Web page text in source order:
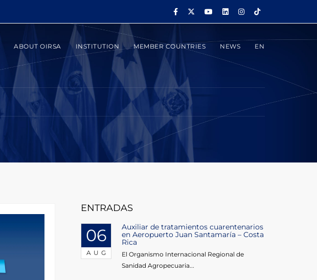
ABOUT OIRSA INSTITUTION MEMBER COUNTRIES NEWS EN
ENTRADAS
06
AUG
Auxiliar de tratamientos cuarentenarios
en Aeropuerto Juan Santamaría – Costa
Rica
El Organismo Internacional Regional de
Sanidad Agropecuaria...